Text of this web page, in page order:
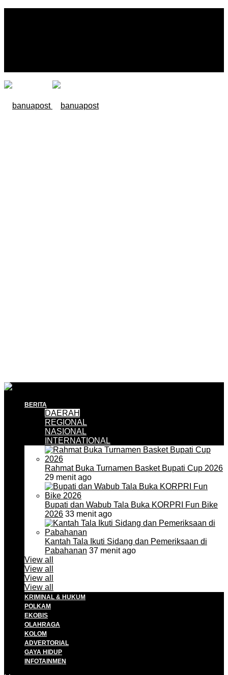
BERITA
DAERAH
REGIONAL
NASIONAL
INTERNATIONAL
Rahmat Buka Turnamen Basket Bupati Cup 2026
29 menit ago
Bupati dan Wabub Tala Buka KORPRI Fun Bike
2026 33 menit ago
Kantah Tala Ikuti Sidang dan Pemeriksaan di
Pabahanan 37 menit ago
View all
View all
View all
View all
KRIMINAL & HUKUM
POLKAM
EKOBIS
OLAHRAGA
KOLOM
ADVERTORIAL
GAYA HIDUP
INFOTAINMEN